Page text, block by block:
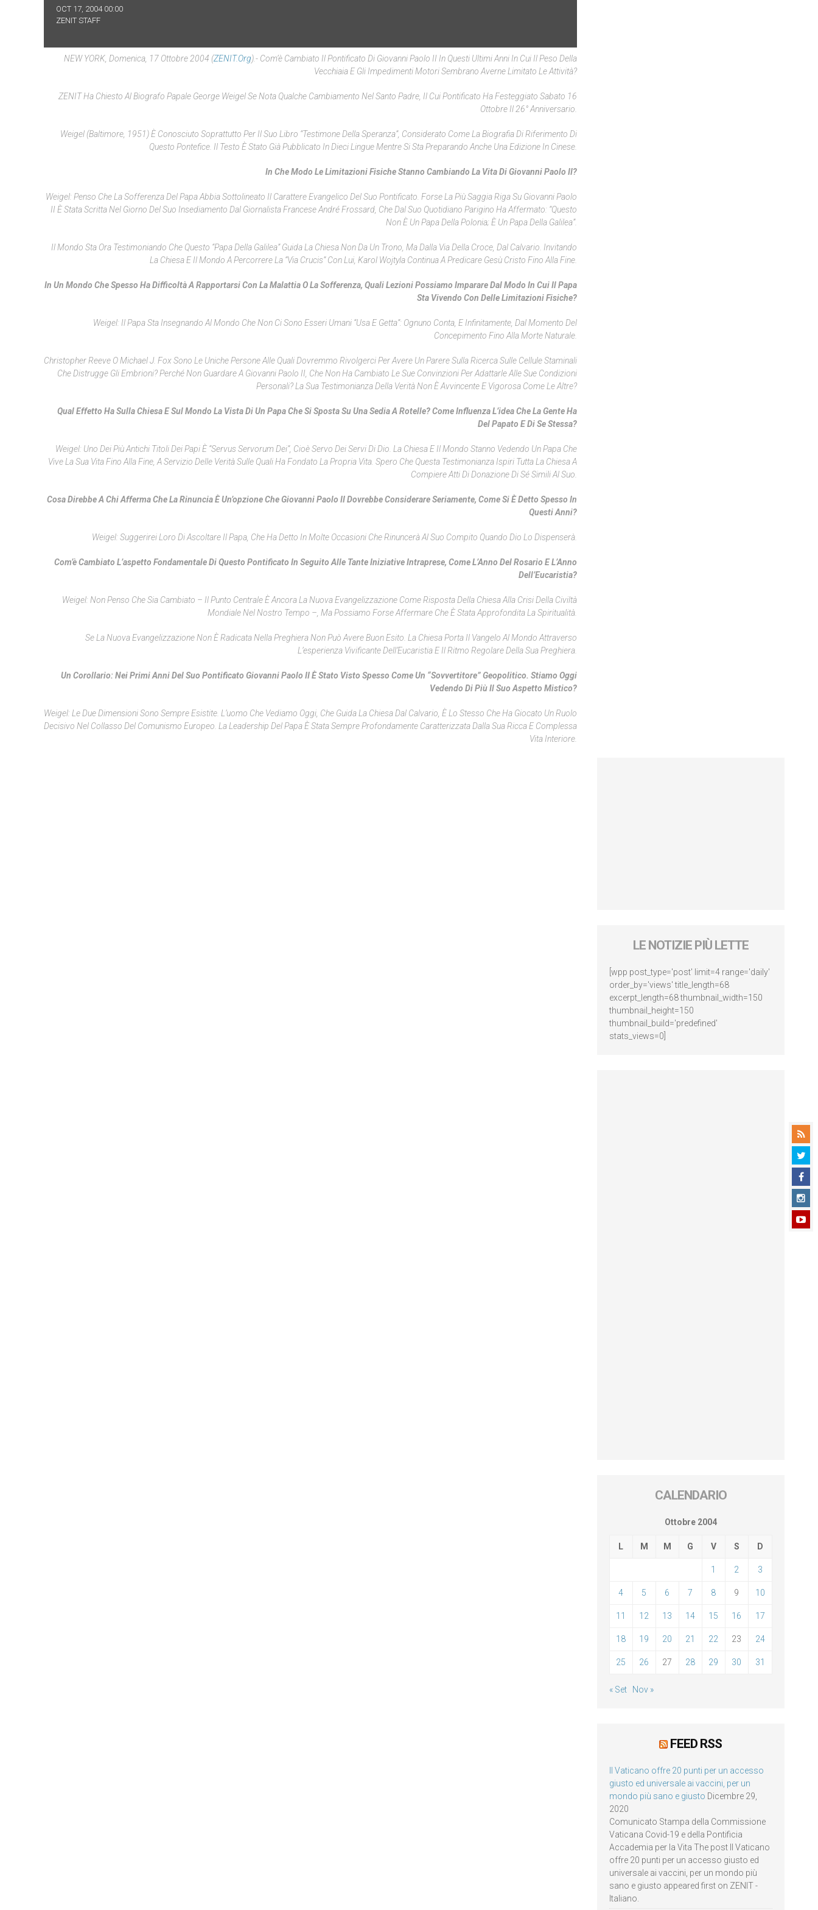
OCT 17, 2004 00:00
ZENIT STAFF
NEW YORK, Domenica, 17 Ottobre 2004 (ZENIT.org).- Com’è Cambiato Il Pontificato Di Giovanni Paolo II In Questi Ultimi Anni In Cui Il Peso Della
Vecchiaia E Gli Impedimenti Motori Sembrano Averne Limitato Le Attività?
ZENIT Ha Chiesto Al Biografo Papale George Weigel Se Nota Qualche Cambiamento Nel Santo Padre, Il Cui Pontificato Ha Festeggiato Sabato 16
Ottobre Il 26° Anniversario.
Weigel (Baltimore, 1951) È Conosciuto Soprattutto Per Il Suo Libro “Testimone Della Speranza”, Considerato Come La Biografia Di Riferimento Di
Questo Pontefice. Il Testo È Stato Già Pubblicato In Dieci Lingue Mentre Si Sta Preparando Anche Una Edizione In Cinese.
In Che Modo Le Limitazioni Fisiche Stanno Cambiando La Vita Di Giovanni Paolo II?
Weigel: Penso Che La Sofferenza Del Papa Abbia Sottolineato Il Carattere Evangelico Del Suo Pontificato. Forse La Più Saggia Riga Su Giovanni Paolo
II È Stata Scritta Nel Giorno Del Suo Insediamento Dal Giornalista Francese André Frossard, Che Dal Suo Quotidiano Parigino Ha Affermato: “Questo
Non È Un Papa Della Polonia; È Un Papa Della Galilea”.
Il Mondo Sta Ora Testimoniando Che Questo “Papa Della Galilea” Guida La Chiesa Non Da Un Trono, Ma Dalla Via Della Croce, Dal Calvario. Invitando
La Chiesa E Il Mondo A Percorrere La “via Crucis” Con Lui, Karol Wojtyla Continua A Predicare Gesù Cristo Fino Alla Fine.
In Un Mondo Che Spesso Ha Difficoltà A Rapportarsi Con La Malattia O La Sofferenza, Quali Lezioni Possiamo Imparare Dal Modo In Cui Il Papa
Sta Vivendo Con Delle Limitazioni Fisiche?
Weigel: Il Papa Sta Insegnando Al Mondo Che Non Ci Sono Esseri Umani “usa E Getta”: Ognuno Conta, E Infinitamente, Dal Momento Del
Concepimento Fino Alla Morte Naturale.
Christopher Reeve O Michael J. Fox Sono Le Uniche Persone Alle Quali Dovremmo Rivolgerci Per Avere Un Parere Sulla Ricerca Sulle Cellule Staminali
Che Distrugge Gli Embrioni? Perché Non Guardare A Giovanni Paolo II, Che Non Ha Cambiato Le Sue Convinzioni Per Adattarle Alle Sue Condizioni
Personali? La Sua Testimonianza Della Verità Non È Avvincente E Vigorosa Come Le Altre?
Qual Effetto Ha Sulla Chiesa E Sul Mondo La Vista Di Un Papa Che Si Sposta Su Una Sedia A Rotelle? Come Influenza L’idea Che La Gente Ha
Del Papato E Di Se Stessa?
Weigel: Uno Dei Più Antichi Titoli Dei Papi È “servus Servorum Dei”, Cioè Servo Dei Servi Di Dio. La Chiesa E Il Mondo Stanno Vedendo Un Papa Che
Vive La Sua Vita Fino Alla Fine, A Servizio Delle Verità Sulle Quali Ha Fondato La Propria Vita. Spero Che Questa Testimonianza Ispiri Tutta La Chiesa A
Compiere Atti Di Donazione Di Sé Simili Al Suo.
Cosa Direbbe A Chi Afferma Che La Rinuncia È Un’opzione Che Giovanni Paolo II Dovrebbe Considerare Seriamente, Come Si È Detto Spesso In
Questi Anni?
Weigel: Suggerirei Loro Di Ascoltare Il Papa, Che Ha Detto In Molte Occasioni Che Rinuncerà Al Suo Compito Quando Dio Lo Dispenserà.
Com’è Cambiato L’aspetto Fondamentale Di Questo Pontificato In Seguito Alle Tante Iniziative Intraprese, Come L’Anno Del Rosario E L’Anno
Dell’Eucaristia?
Weigel: Non Penso Che Sia Cambiato – Il Punto Centrale È Ancora La Nuova Evangelizzazione Come Risposta Della Chiesa Alla Crisi Della Civiltà
Mondiale Nel Nostro Tempo –, Ma Possiamo Forse Affermare Che È Stata Approfondita La Spiritualità.
Se La Nuova Evangelizzazione Non È Radicata Nella Preghiera Non Può Avere Buon Esito. La Chiesa Porta Il Vangelo Al Mondo Attraverso
L’esperienza Vivificante Dell’Eucaristia E Il Ritmo Regolare Della Sua Preghiera.
Un Corollario: Nei Primi Anni Del Suo Pontificato Giovanni Paolo II È Stato Visto Spesso Come Un “sovvertitore” Geopolitico. Stiamo Oggi
Vedendo Di Più Il Suo Aspetto Mistico?
Weigel: Le Due Dimensioni Sono Sempre Esistite. L’uomo Che Vediamo Oggi, Che Guida La Chiesa Dal Calvario, È Lo Stesso Che Ha Giocato Un Ruolo
Decisivo Nel Collasso Del Comunismo Europeo. La Leadership Del Papa È Stata Sempre Profondamente Caratterizzata Dalla Sua Ricca E Complessa
Vita Interiore.
LE NOTIZIE PIÙ LETTE
[wpp post_type='post' limit=4 range='daily'
order_by='views' title_length=68
excerpt_length=68 thumbnail_width=150
thumbnail_height=150
thumbnail_build='predefined'
stats_views=0]
CALENDARIO
Ottobre 2004
L M M G V S D
1 2 3
4 5 6 7 8 9 10
11 12 13 14 15 16 17
18 19 20 21 22 23 24
25 26 27 28 29 30 31
« Set Nov »
FEED RSS
Il Vaticano offre 20 punti per un accesso
giusto ed universale ai vaccini, per un
mondo più sano e giusto Dicembre 29,
2020
Comunicato Stampa della Commissione
Vaticana Covid-19 e della Pontificia
Accademia per la Vita The post Il Vaticano
offre 20 punti per un accesso giusto ed
universale ai vaccini, per un mondo più
sano e giusto appeared first on ZENIT -
Italiano.